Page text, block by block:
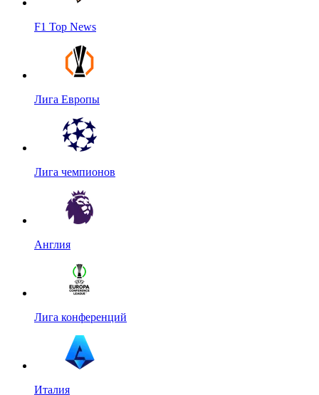
F1 Top News
Лига Европы
Лига чемпионов
Англия
Лига конференций
Италия